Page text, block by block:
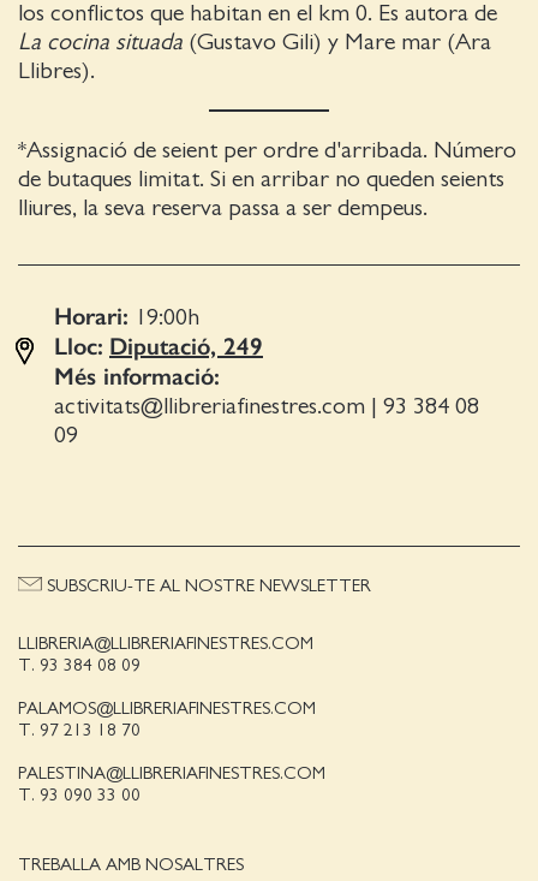
los conflictos que habitan en el km 0. Es autora de
La cocina situada (Gustavo Gili) y Mare mar (Ara
Llibres).
*Assignació de seient per ordre d'arribada. Número
de butaques limitat. Si en arribar no queden seients
lliures, la seva reserva passa a ser dempeus.
Horari: 19:00 h
Lloc: Diputació, 249
Més informació:
activitats@llibreriafinestres.com
93 384 08
09
LLIBRERIA@LLIBRERIAFINESTRES.COM
T. 93 384 08 09
PALAMOS@LLIBRERIAFINESTRES.COM
T. 97 213 18 70
PALESTINA@LLIBRERIAFINESTRES.COM
T. 93 090 33 00
TREBALLA AMB NOSALTRES
SUBSCRIU-TE AL NOSTRE NEWSLETTER